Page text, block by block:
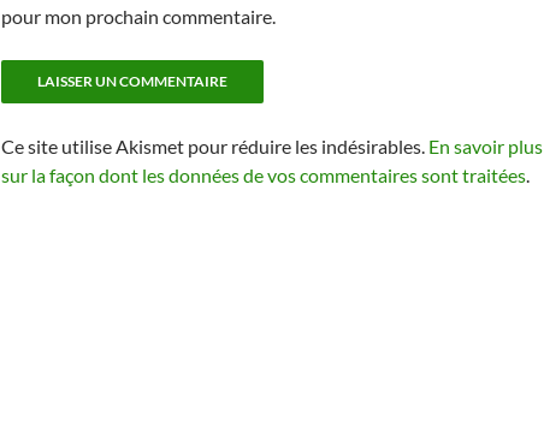
pour mon prochain commentaire.
Ce site utilise Akismet pour réduire les indésirables. En savoir plus
sur la façon dont les données de vos commentaires sont traitées.